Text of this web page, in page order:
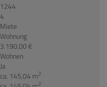
1244
4
Miete
Wohnung
3.190,00 €
Wohnen
Ja
ca. 145,04 m2
2